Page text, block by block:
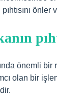
önler
önemli bir
olan bir